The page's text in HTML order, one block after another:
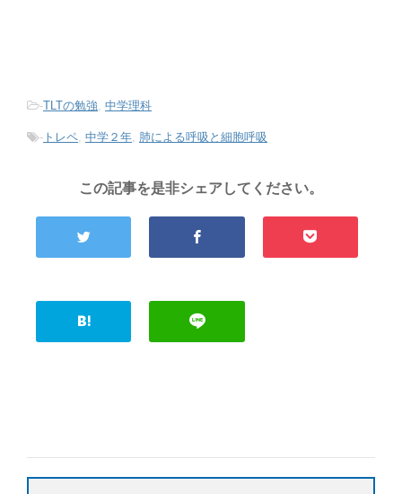
-TLTの勉強, 中学理科
- トレペ, 中学２年, 肺による呼吸と細胞呼吸
この記事を是非シェアしてください。